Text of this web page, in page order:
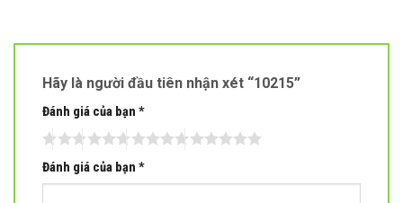
Hãy là người đầu tiên nhận xét “10215”
Đánh giá của bạn *
Đánh giá của bạn *